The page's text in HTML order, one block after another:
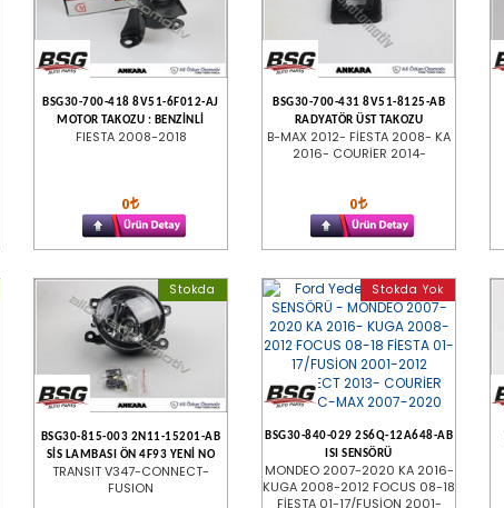
BSG30-700-418 8V51-6F012-AJ
MOTOR TAKOZU : BENZİNLİ
FIESTA 2008-2018
0
BSG30-700-431 8V51-8125-AB
RADYATÖR ÜST TAKOZU
B-MAX 2012- FİESTA 2008- KA
2016- COURİER 2014-
0
Stokda
BSG30-815-003 2N11-15201-AB
SİS LAMBASI ÖN 4F93 YENİ NO
TRANSIT V347-CONNECT-
FUSION
Stokda Yok
BSG30-840-029 2S6Q-12A648-AB
ISI SENSÖRÜ
MONDEO 2007-2020 KA 2016-
KUGA 2008-2012 FOCUS 08-18
FİESTA 01-17/FUSİON 2001-